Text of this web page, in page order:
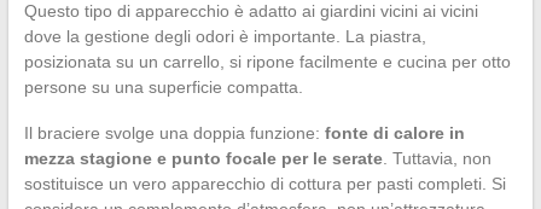
Questo tipo di apparecchio è adatto ai giardini vicini ai vicini
dove la gestione degli odori è importante. La piastra,
posizionata su un carrello, si ripone facilmente e cucina per otto
persone su una superficie compatta.
Il braciere svolge una doppia funzione: fonte di calore in
mezza stagione e punto focale per le serate. Tuttavia, non
sostituisce un vero apparecchio di cottura per pasti completi. Si